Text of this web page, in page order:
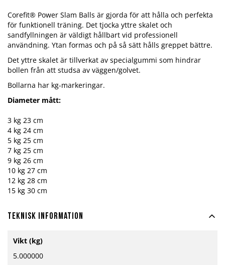
Corefit® Power Slam Balls är gjorda för att hålla och perfekta
för funktionell träning. Det tjocka yttre skalet och
sandfyllningen är väldigt hållbart vid professionell
användning. Ytan formas och på så sätt hålls greppet bättre.
Det yttre skalet är tillverkat av specialgummi som hindrar
bollen från att studsa av väggen/golvet.
Bollarna har kg-markeringar.
Diameter mått:
3 kg 23 cm
4 kg 24 cm
5 kg 25 cm
7 kg 25 cm
9 kg 26 cm
10 kg 27 cm
12 kg 28 cm
15 kg 30 cm
Teknisk information
information
Vikt (kg)
5.000000